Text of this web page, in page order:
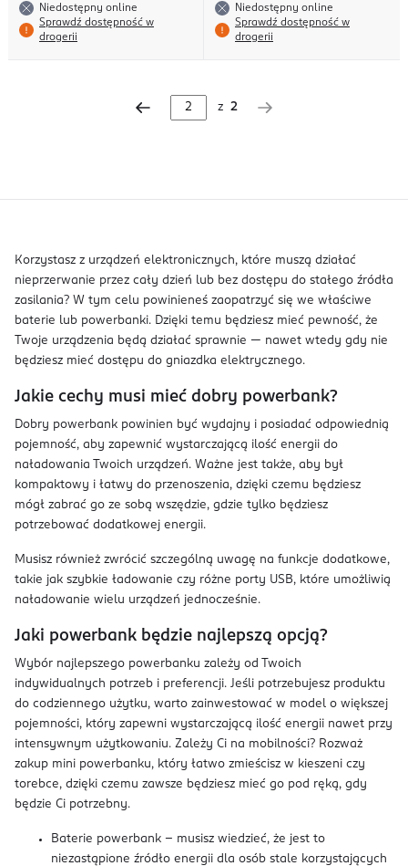
Niedostępny online
Sprawdź dostępność w
drogerii
Niedostępny online
Sprawdź dostępność w
drogerii
z 2
Korzystasz z urządzeń elektronicznych, które muszą działać
nieprzerwanie przez cały dzień lub bez dostępu do stałego źródła
zasilania? W tym celu powinieneś zaopatrzyć się we właściwe
baterie lub powerbanki. Dzięki temu będziesz mieć pewność, że
Twoje urządzenia będą działać sprawnie — nawet wtedy gdy nie
będziesz mieć dostępu do gniazdka elektrycznego.
Jakie cechy musi mieć dobry powerbank?
Dobry powerbank powinien być wydajny i posiadać odpowiednią
pojemność, aby zapewnić wystarczającą ilość energii do
naładowania Twoich urządzeń. Ważne jest także, aby był
kompaktowy i łatwy do przenoszenia, dzięki czemu będziesz
mógł zabrać go ze sobą wszędzie, gdzie tylko będziesz
potrzebować dodatkowej energii.
Musisz również zwrócić szczególną uwagę na funkcje dodatkowe,
takie jak szybkie ładowanie czy różne porty USB, które umożliwią
naładowanie wielu urządzeń jednocześnie.
Jaki powerbank będzie najlepszą opcją?
Wybór najlepszego powerbanku zależy od Twoich
indywidualnych potrzeb i preferencji. Jeśli potrzebujesz produktu
do codziennego użytku, warto zainwestować w model o większej
pojemności, który zapewni wystarczającą ilość energii nawet przy
intensywnym użytkowaniu. Zależy Ci na mobilności? Rozważ
zakup mini powerbanku, który łatwo zmieścisz w kieszeni czy
torebce, dzięki czemu zawsze będziesz mieć go pod ręką, gdy
będzie Ci potrzebny.
Baterie powerbank – musisz wiedzieć, że jest to
niezastąpione źródło energii dla osób stale korzystających